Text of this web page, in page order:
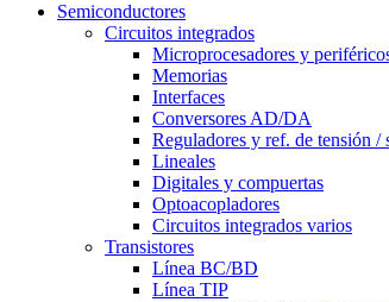
Semiconductores
Circuitos integrados
Microprocesadores y
Memorias
Interfaces
Conversores AD/DA
Reguladores y ref. de tensión /
Lineales
Digitales y compuertas
Optoacopladores
Circuitos integrados varios
Transistores
Línea BC/BD
Línea TIP